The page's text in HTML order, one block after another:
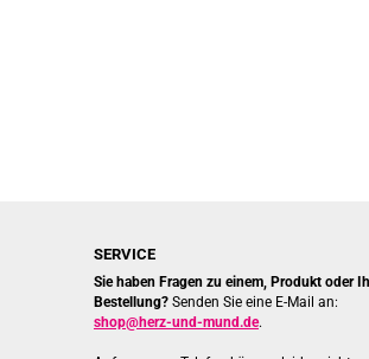
SERVICE
Sie haben Fragen zu einem, Produkt oder
Bestellung? Senden Sie eine E-Mail an:
shop@herz-und-mund.de.